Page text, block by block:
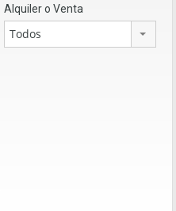
Alquiler o Venta
Todos